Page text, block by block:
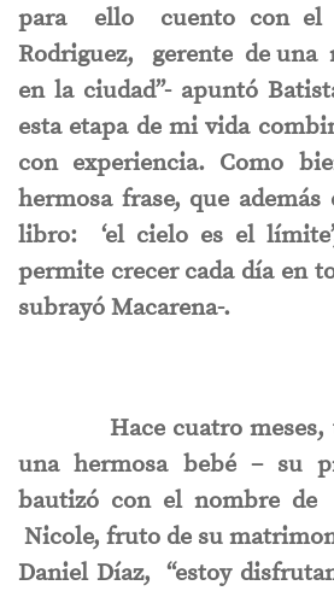
para
ello cuento con el
Rodriguez, gerente de una
en la ciudad”- apuntó
esta etapa de mi vida
con experiencia. Como
hermosa frase, que
libro: ‘el cielo es el
permite crecer cada día en
subrayó Macarena-.
Hace cuatro meses,
una hermosa bebé – su
bautizó con el nombre de
Nicole, fruto de su
Daniel Díaz, “estoy